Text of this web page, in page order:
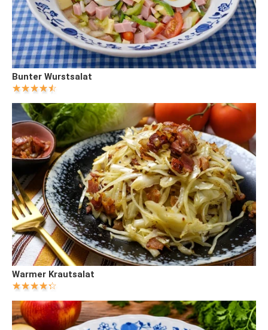
Bunter Wurstsalat
Warmer Krautsalat